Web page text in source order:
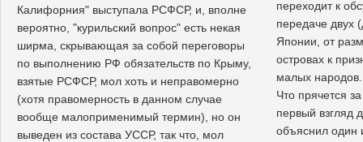
переходит к
передаче двух
Японии, от
островах к
малых
Что прячется
первый взгляд
объяснил один
Калифорния" выступала РСФСР, и, вполне
вероятно, "курильский вопрос" есть некая
ширма, скрывающая за собой переговоры
по выполнению РФ обязательств по Крыму,
взятые РСФСР, мол хоть и неправомерно
(хотя правомерность в данном случае
вообще малоприменимый термин), но он
выведен из состава УССР, так что, мол